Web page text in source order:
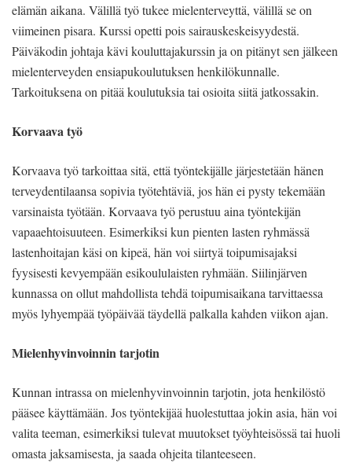
elämän aikana. Välillä työ tukee mielenterveyttä, välillä se on
viimeinen pisara. Kurssi opetti pois sairauskeskeisyydestä.
Päiväkodin johtaja kävi kouluttajakurssin ja on pitänyt sen jälkeen
mielenterveyden ensiapukoulutuksen henkilökunnalle.
Tarkoituksena on pitää koulutuksia tai osioita siitä jatkossakin.
Korvaava työ
Korvaava työ tarkoittaa sitä, että työntekijälle järjestetään hänen
terveydentilaansa sopivia työtehtäviä, jos hän ei pysty tekemään
varsinaista työtään. Korvaava työ perustuu aina työntekijän
vapaaehtoisuuteen. Esimerkiksi kun pienten lasten ryhmässä
lastenhoitajan käsi on kipeä, hän voi siirtyä toipumisajaksi
fyysisesti kevyempään esikoululaisten ryhmään. Siilinjärven
kunnassa on ollut mahdollista tehdä toipumisaikana tarvittaessa
myös lyhyempää työpäivää täydellä palkalla kahden viikon ajan.
Mielenhyvinvoinnin tarjotin
Kunnan intrassa on mielenhyvinvoinnin tarjotin, jota henkilöstö
pääsee käyttämään. Jos työntekijää huolestuttaa jokin asia, hän voi
valita teeman, esimerkiksi tulevat muutokset työyhteisössä tai huoli
omasta jaksamisesta, ja saada ohjeita tilanteeseen.